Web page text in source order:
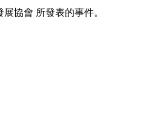
協會 所發表的事件。